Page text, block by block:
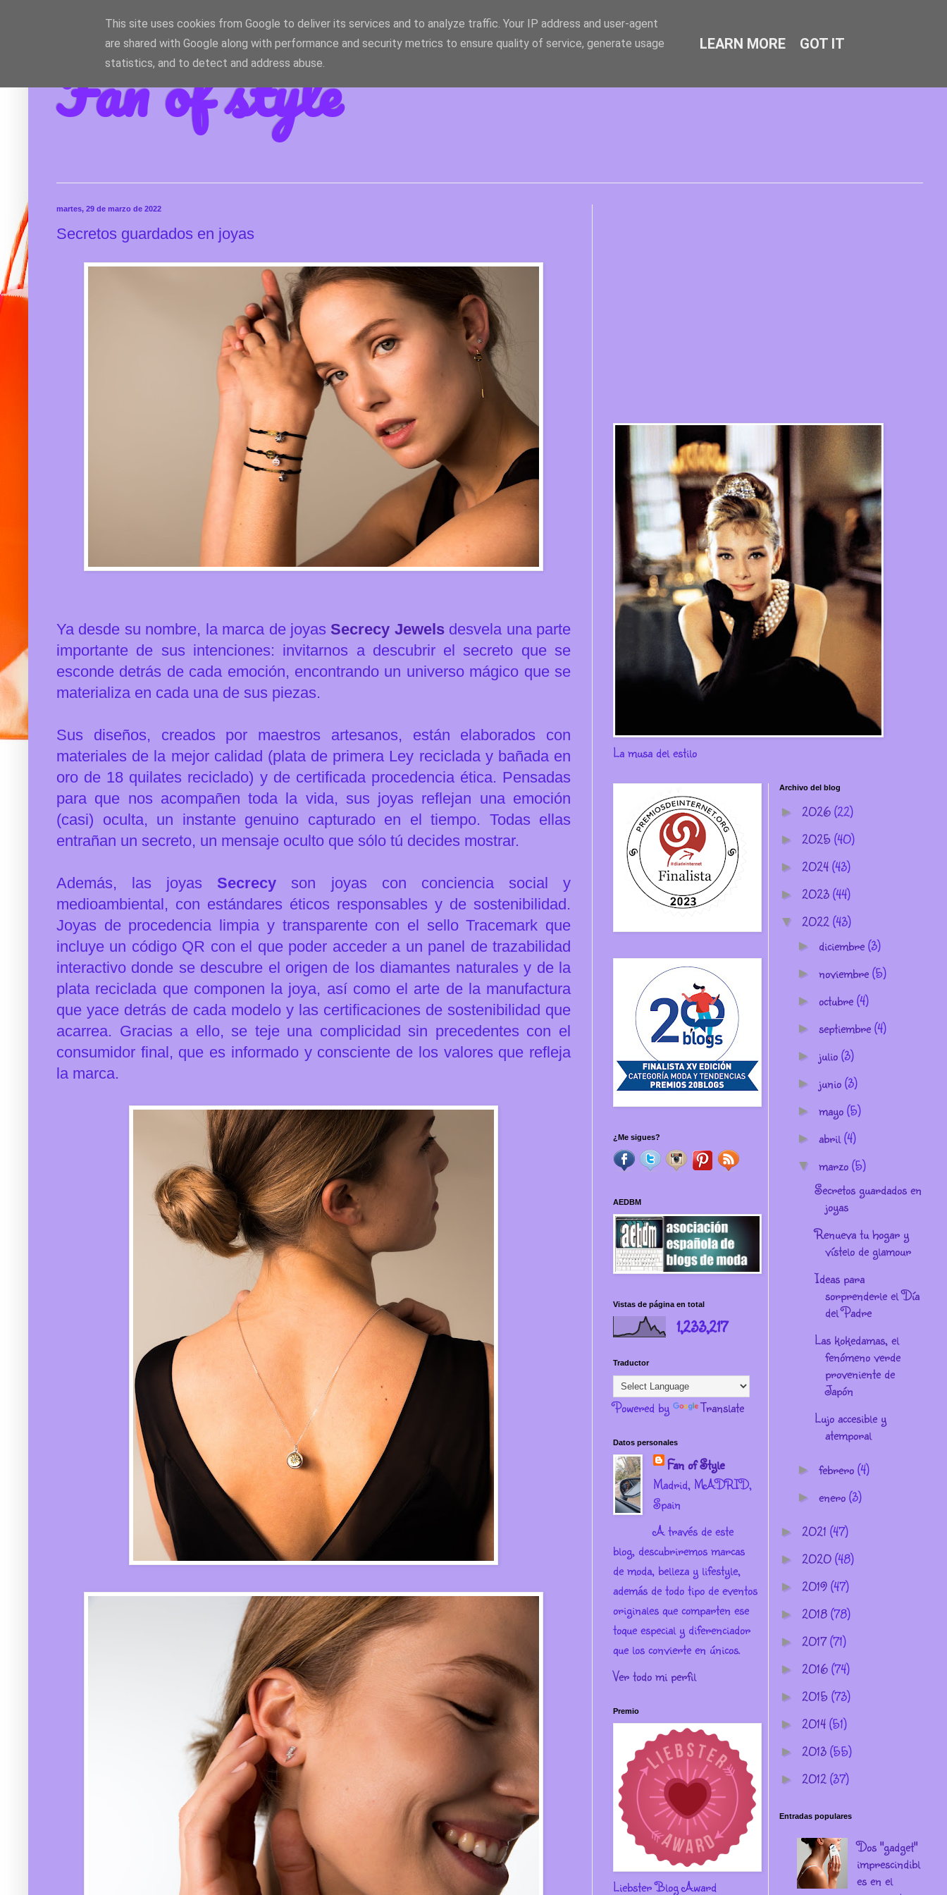
Fan of style
martes, 29 de marzo de 2022
Secretos guardados en joyas
Ya desde su nombre, la marca de joyas Secrecy Jewels desvela una parte
importante de sus intenciones: invitarnos a descubrir el secreto que se
esconde detrás de cada emoción, encontrando un universo mágico que se
materializa en cada una de sus piezas.
Sus diseños, creados por maestros artesanos, están elaborados con
materiales de la mejor calidad (plata de primera Ley reciclada y bañada en
oro de 18 quilates reciclado) y de certificada procedencia ética. Pensadas
para que nos acompañen toda la vida, sus joyas reflejan una emoción
(casi) oculta, un instante genuino capturado en el tiempo. Todas ellas
entrañan un secreto, un mensaje oculto que sólo tú decides mostrar.
Además, las joyas Secrecyson joyas con conciencia social y
medioambiental, con estándares éticos responsables y de sostenibilidad.
Joyas de procedencia limpia y transparente con el sello Tracemark que
incluye un código QR con el que poder acceder a un panel de trazabilidad
interactivo donde se descubre el origen de los diamantes naturales y de la
plata reciclada que componen la joya, así como el arte de la manufactura
que yace detrás de cada modelo y las certificaciones de sostenibilidad que
acarrea. Gracias a ello, se teje una complicidad sin precedentes con el
consumidor final, que es informado y consciente de los valores que refleja
la marca.
La musa del estilo
¿Me sigues?
AEDBM
Vistas de página en total
1,233,217
Traductor
Powered by Translate
Datos personales
Fan of Style
Madrid, MADRID,
Spain
A través de este
blog, descubriremos marcas
de moda, belleza y lifestyle,
además de todo tipo de eventos
originales que comparten ese
toque especial y diferenciador
que los convierte en únicos.
Ver todo mi perfil
Premio
Liebster Blog Award
Archivo del blog
► 2026(22)
► 2025(40)
► 2024(43)
► 2023(44)
▼ 2022(43)
► diciembre(3)
► noviembre(5)
► octubre(4)
► septiembre(4)
► julio(3)
► junio(3)
► mayo(5)
► abril(4)
▼ marzo(5)
Secretos guardados en
joyas
Renueva tu hogar y
vístelo de glamour
Ideas para
sorprenderle el Día
del Padre
Las kokedamas, el
fenómeno verde
proveniente de
Japón
Lujo accesible y
atemporal
► febrero(4)
► enero(3)
► 2021 (47)
► 2020(48)
► 2019(47)
► 2018(78)
► 2017(71)
► 2016(74)
► 2015(73)
► 2014(51)
► 2013(55)
► 2012(37)
Entradas populares
Dos "gadget"
imprescindibl
es en el
This site uses cookies from Google to deliver its services and to analyze traffic. Your IP address and user-agent
are shared with Google along with performance and security metrics to ensure quality of service, generate usage
statistics, and to detect and address abuse.
LEARN MORE GOT IT